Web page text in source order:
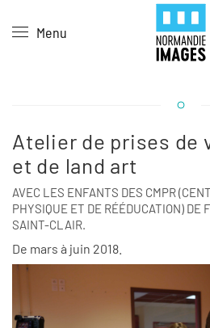
Skip to main content
Menu
Atelier de prises de
et de land art
AVEC LES ENFANTS DES CMPR
PHYSIQUE ET DE RÉÉDUCATION)
SAINT-CLAIR.
De mars à juin 2018.
Panneau de gestion des cookies